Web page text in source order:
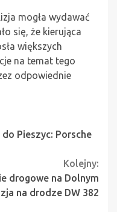
mogła wydawać
się, że kierująca
większych
na temat tego
odpowiednie
Pieszyc: Porsche
Kolejny:
drogowe na Dolnym
na drodze DW 382